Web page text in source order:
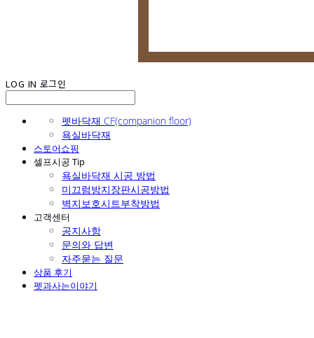
LOG IN 로그인
펫바닥재 CF(companion floor)
욕실바닥재
스토어쇼핑
셀프시공 Tip
욕실바닥재 시공 방법
미끄럼방지장판시공방법
벽지보호시트부착방법
고객센터
공지사항
문의와 답변
자주묻는 질문
상품 후기
펫과사는이야기